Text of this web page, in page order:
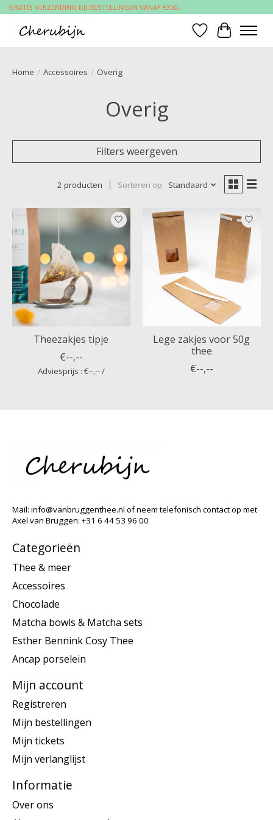
GRATIS VERZENDING BIJ BESTELLINGEN VANAF €350,-
Verlanglijst
Home / Accessoires / Overig
Overig
Filters weergeven
2 producten Sorteren op Standaard
Theezakjes tipje
€--,--
Adviesprijs : €--,-- /
Lege zakjes voor 50g
thee
€--,--
Mail: info@vanbruggenthee.nl of neem telefonisch contact op met
Axel van Bruggen: +31 6 44 53 96 00
Categorieën
Thee & meer
Accessoires
Chocolade
Matcha bowls & Matcha sets
Esther Bennink Cosy Thee
Ancap porselein
Mijn account
Registreren
Mijn bestellingen
Mijn tickets
Mijn verlanglijst
Informatie
Over ons